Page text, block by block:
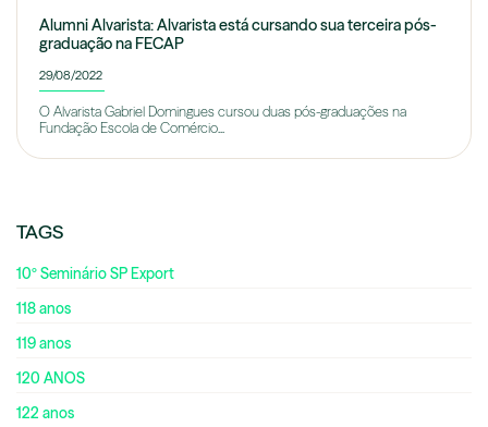
Alumni Alvarista: Alvarista está cursando sua terceira pós-
graduação na FECAP
29/08/2022
O Alvarista Gabriel Domingues cursou duas pós-graduações na
Fundação Escola de Comércio...
TAGS
10º Seminário SP Export
118 anos
119 anos
120 ANOS
122 anos